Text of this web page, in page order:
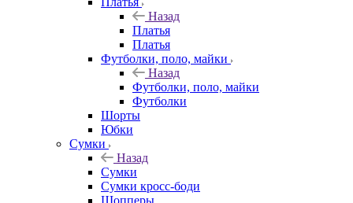
Назад
Платья
Платья
Футболки, поло, майки
Назад
Футболки, поло, майки
Футболки
Шорты
Юбки
Сумки
Назад
Сумки
Сумки кросс-боди
Шопперы